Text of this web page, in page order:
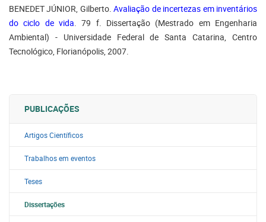
BENEDET JÚNIOR, Gilberto.Avaliação de incertezas em inventários
do ciclo de vida. 79 f. Dissertação (Mestrado em Engenharia
Ambiental) - Universidade Federal de Santa Catarina, Centro
Tecnológico, Florianópolis, 2007.
PUBLICAÇÕES
Artigos Científicos
Trabalhos em eventos
Teses
Dissertações